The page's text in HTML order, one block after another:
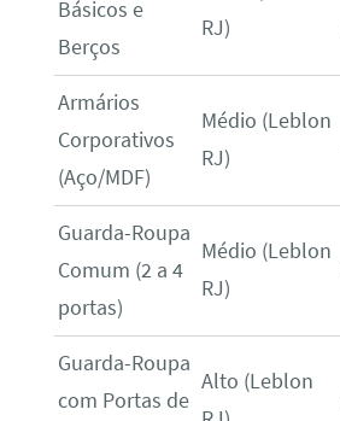
Básicos e
Berços
RJ)
Armários
Corporativos
(Aço/MDF)
Médio (Leblon
RJ)
Guarda-Roupa
Comum (2 a 4
portas)
Médio (Leblon
RJ)
Guarda-Roupa
com Portas de
Alto (Leblon